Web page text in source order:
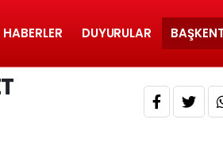
HABERLER DUYURULAR